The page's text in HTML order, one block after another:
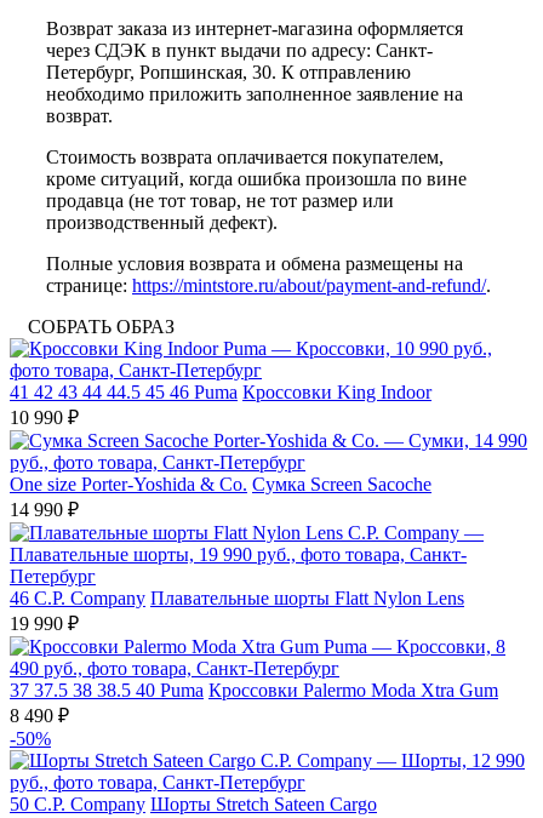
Возврат заказа из интернет-магазина оформляется
через СДЭК в пункт выдачи по адресу: Санкт-
Петербург, Ропшинская, 30. К отправлению
необходимо приложить заполненное заявление на
возврат.
Стоимость возврата оплачивается покупателем,
кроме ситуаций, когда ошибка произошла по вине
продавца (не тот товар, не тот размер или
производственный дефект).
Полные условия возврата и обмена размещены на
странице: https://mintstore.ru/about/payment-and-refund/.
СОБРАТЬ ОБРАЗ
41 42 43 44 44.5 45 46 Puma Кроссовки King Indoor
10 990 ₽
One size Porter-Yoshida & Co. Сумка Screen Sacoche
14 990 ₽
46 C.P. Company Плавательные шорты Flatt Nylon Lens
19 990 ₽
37 37.5 38 38.5 40 Puma Кроссовки Palermo Moda Xtra Gum
8 490 ₽
-50%
50 C.P. Company Шорты Stretch Sateen Cargo